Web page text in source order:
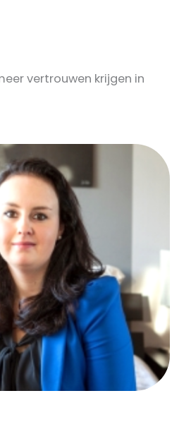
vertrouwen krijgen in